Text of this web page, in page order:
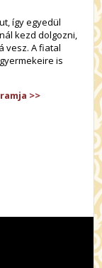
így egyedül
kezd dolgozni,
vesz. A fiatal
is
>>